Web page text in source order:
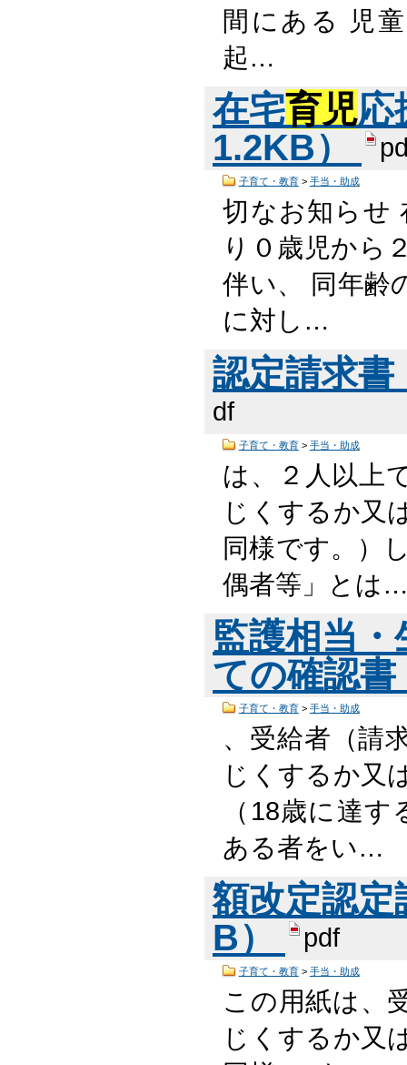
間にある 児
起…
在宅育児応
1.2KB）
子育て・教育> 手当・助成
切なお知らせ
り０歳児から
伴い、 同年齢
に対し…
認定請求
df
子育て・教育> 手当・助成
は、２人以上
じくするか又
同様です。）
偶者等」とは
監護相当
ての確認
子育て・教育> 手当・助成
、受給者（請
じくするか又
（18歳に達
ある者をい…
額改定認定
B）
pdf
子育て・教育> 手当・助成
この用紙は、
じくするか又